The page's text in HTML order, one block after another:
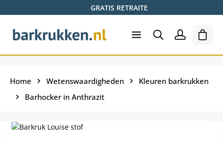
GRATIS RETRAITE
Home Wetenswaardigheden
Kleuren barkrukken
Barhocker in Anthrazit